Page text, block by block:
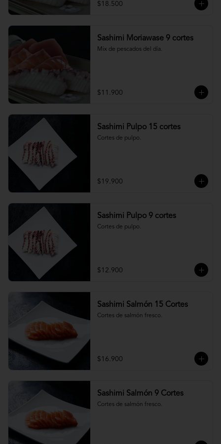
$18.500
Sashimi Moriawase 9 cortes
Mix de pescados del día.
$11.900
Sashimi Pulpo 15 cortes
Cortes de pulpo.
$19.900
Sashimi Pulpo 9 cortes
Cortes de pulpo.
$12.900
Sashimi Salmón 15 Cortes
Cortes de salmón fresco.
$16.900
Sashimi Salmón 9 Cortes
Cortes de salmón fresco.